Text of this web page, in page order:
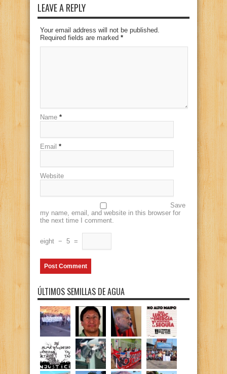
LEAVE A REPLY
Your email address will not be published.
Required fields are marked *
Name *
Email *
Website
Save
my name, email, and website in this browser for
the next time I comment.
eight − 5 =
ÚLTIMOS SEMILLAS DE AGUA